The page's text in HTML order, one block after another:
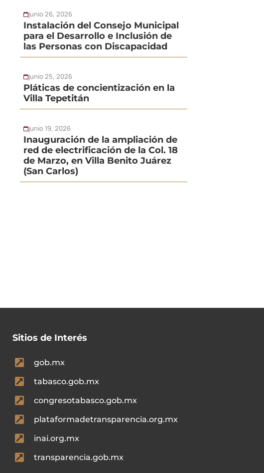
junio 26, 2026
Instalación del Consejo Municipal
para el Desarrollo e Inclusión de
las Personas con Discapacidad
junio 25, 2026
Pláticas de concientización en la
Villa Tepetitán
junio 19, 2026
Inauguración de la ampliación de
red de electrificación de la Col. 18
de Marzo, en Villa Benito Juárez
(San Carlos)
Sitios de Interés
gob.mx
tabasco.gob.mx
congresotabasco.gob.mx
plataformadetransparencia.org.mx
inai.org.mx
transparencia.gob.mx